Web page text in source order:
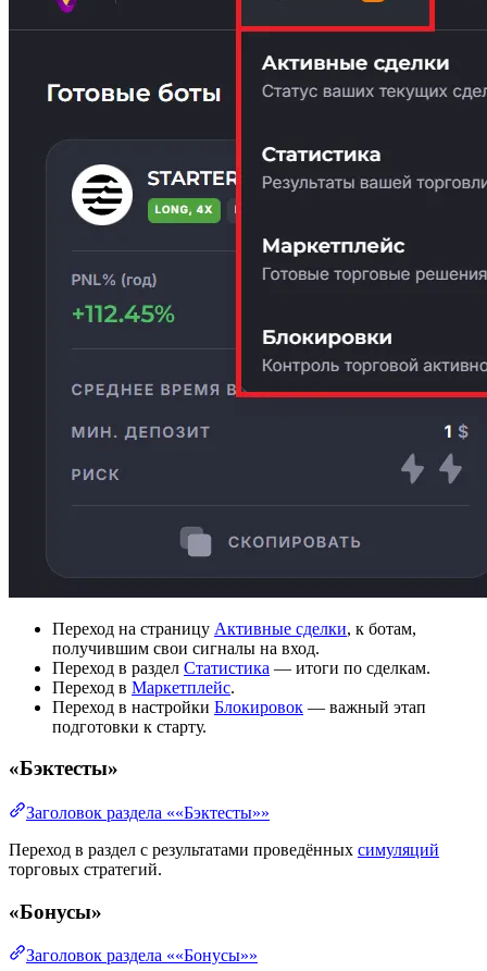
Переход на страницу Активные сделки, к ботам,
получившим свои сигналы на вход.
Переход в раздел Статистика — итоги по сделкам.
Переход в Маркетплейс.
Переход в настройки Блокировок — важный этап
подготовки к старту.
«Бэктесты»
Заголовок раздела ««Бэктесты»»
Переход в раздел с результатами проведённых симуляций
торговых стратегий.
«Бонусы»
Заголовок раздела ««Бонусы»»